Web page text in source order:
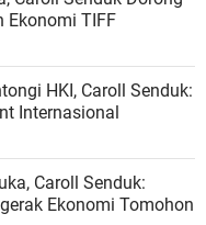
Ekonomi TIFF
HKI, Caroll Senduk:
Internasional
Caroll Senduk:
Ekonomi Tomohon